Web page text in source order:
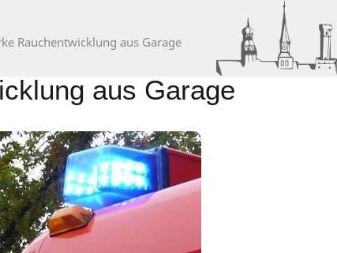
Rauchentwicklung aus Garage
aus Garage